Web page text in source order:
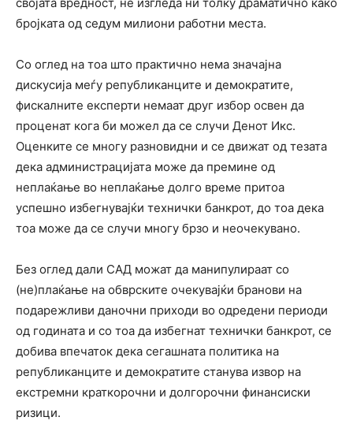
својата вредност, не изгледа ни толку драматично како
бројката од седум милиони работни места.
Со оглед на тоа што практично нема значајна
дискусија меѓу републиканците и демократите,
фискалните експерти немаат друг избор освен да
проценат кога би можел да се случи Денот Икс.
Оценките се многу разновидни и се движат од тезата
дека администрацијата може да премине од
неплаќање во неплаќање долго време притоа
успешно избегнувајќи технички банкрот, до тоа дека
тоа може да се случи многу брзо и неочекувано.
Без оглед дали САД можат да манипулираат со
(не)плаќање на обврските очекувајќи бранови на
подарежливи даночни приходи во одредени периоди
од годината и со тоа да избегнат технички банкрот, се
добива впечаток дека сегашната политика на
републиканците и демократите станува извор на
екстремни краткорочни и долгорочни финансиски
ризици.